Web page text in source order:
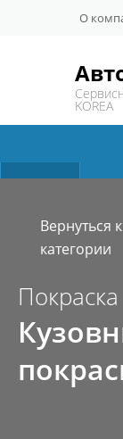
О
KOREA
ремонт
Автозапчаcти
Вернуться
категории
Покраска